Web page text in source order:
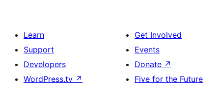
Learn
Support
Developers
WordPress.tv ↗
Get Involved
Events
Donate ↗
Five for the Future